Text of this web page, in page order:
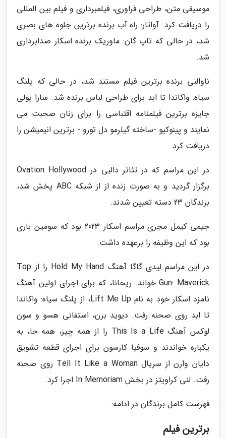
موسیقی متن، طراحی فراوری، فیلمبرداری و فیلم بین المللی
را دریافت کرد. آواتار: راه آب برنده برترین جلوه های بصری
شد، در حالی که تاپ گان: ماوریک برنده اسکار صدابرداری
شد.
ناوالنی برنده برترین فیلم مستند شد، در حالی که پلنگ
سیاه: واکاندا تا ابد برای طراحی لباس برنده شد. سارا پولی
جایزه برترین فیلمنامه اقتباسی را برای زنان صحبت می
نمایند و پینوکیو -ساخته گیلرمو دل تورو - برترین انیمیشن را
دریافت کرد.
در این مراسم که در تئاتر دالبی در Ovation Hollywood
برگزار گردید و به صورت زنده از از شبکه ABC پخش شد،
برندگان 23 دسته تعیین شدند.
جیمی کیمل مجری مراسم اسکار 2023 بود که سومین باری
بود که این وظیفه را برعهده داشت.
در این مراسم لیدی گاگا آهنگ Hold My Hand را از Top
Gun: Maverick خواند. ریحانا، که برای اجرای اولین آهنگ
نامزد اسکار خود به نام Lift Me Up، از پلنگ سیاه: واکاندا
تا ابد روی صحنه رفت. دیوید برن، استفانی هسو و سون
لوکس آهنگ This Is a Life را از همه چیز، همه جا، به
یکباره خواندند و سوفیا کارسون برای اجرای قطعه تشویق
دایان وارن از سریال Tell It Like a Woman روی صحنه
رفت. لنی کراویتز در بخش In Memoriam اجرا کرد.
فهرست کامل برندگان در ادامه:
برترین فیلم